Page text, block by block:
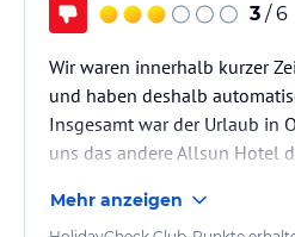
3 / 6
Wir waren innerhalb kurzer
und haben deshalb
Insgesamt war der Urlaub in
uns das andere Allsun Hotel
Der erste Eindruck war leider
Mehr anzeigen